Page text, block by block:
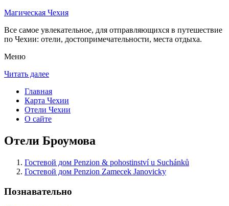
Магическая Чехия
Все самое увлекательное, для отправляющихся в путешествие
по Чехии: отели, достопримечательности, места отдыха.
Меню
Читать далее
Главная
Карта Чехии
Отели Чехии
О сайте
Отели Броумова
Гостевой дом Penzion & pohostinství u Suchánků
Гостевой дом Penzion Zamecek Janovicky
Познавательно